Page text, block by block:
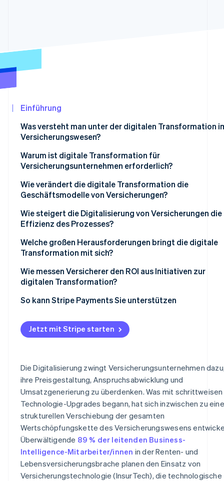
CO₂-Entnahme
Identity
Stripe-Sessions 2026
Jetzt ansehen
Einführung
Was versteht man unter der digitalen Transformation
Versicherungswesen?
Warum ist digitale Transformation für
Versicherungsunternehmen erforderlich?
Kundenerwartungen sind gestiegen
Margen erfordern kompromisslose Effizienz
Daten bestimmen die Wettbewerbsfähigkeit
Digital-native Wettbewerber bewegen sich schneller
Regulierung und Risiken werden komplexer
Wie verändert die digitale Transformation die
Geschäftsmodelle von Versicherungen?
Eingebettete Versicherungen erweitern den Vertrieb
einer Neudefinition der Preisgestaltung
Plattformpartnerschaften erschließen neue
Umsatzwege
Daten ermöglichen Wachstum
Mehrwertdienste vertiefen die Kundenbeziehungen
Wie steigert die Digitalisierung von Versicherungen die
Effizienz des Prozesses?
Welche großen Herausforderungen bringt die digitale
Transformation mit sich?
Wie messen Versicherer den ROI aus Initiativen zur
digitalen Transformation?
So kann Stripe Payments Sie unterstützen
Jetzt mit Stripe starten
Die Digitalisierung zwingt Versicherungsunternehmen
ihre Preisgestaltung, Anspruchsabwicklung und
Umsatzgenerierung zu überdenken. Was mit schrittweisen
Technologie-Upgrades begann, hat sich inzwischen zu
strukturellen Verschiebung der gesamten
Wertschöpfungskette des Versicherungswesens
Überwältigende 89 % der leitenden Business-
Intelligence-Mitarbeiter/innen in der Renten- und
Lebensversicherungsbrache planen den Einsatz von
Versicherungstechnologie (InsurTech), die technologische